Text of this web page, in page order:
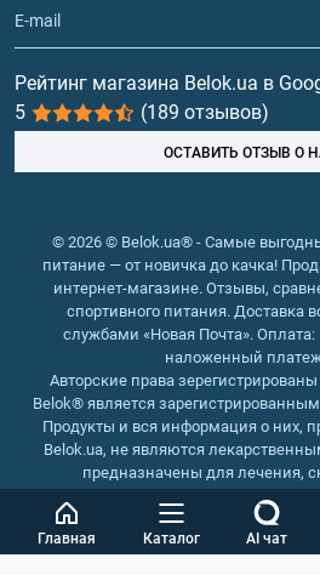
Главная Каталог AI чат
Гейнеры
Витамины и минералы
Рыбий жир, жирные кислоты
Рейтинг магазина Belok.ua в
5
(189 отзывов)
ОСТАВИТЬ ОТЗЫВ О
© 2026 © Belok.ua® - Самые
питание — от новичка до качка!
интернет-магазине. Отзывы,
спортивного питания. Доставка
службами «Новая Почта».
наложенный
Авторские права
Belok® является
Продукты и вся информация о них,
Belok.ua, не являются
предназначены для лечения,
предотвращения
Интернет магазин Belok.ua
››
питания